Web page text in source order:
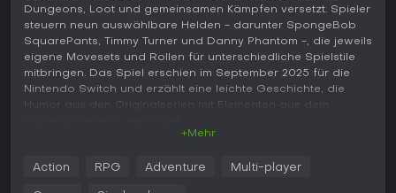
Dungeons, Loot und gemeinsamen Kämpfen versetzt. Spieler
steuern neun auswählbare Helden - darunter SpongeBob
SquarePants, Timmy Turner und Danny Phantom -, die jeweils
eigene Movesets und Rollen für unterschiedliche Spielstile
mitbringen. Das Spiel erschien im September 2025 für die
Nintendo Switch und erzählt eine leichte Geschichte, die
Humor aus den Originalserien mit Elementen aus dem
Im Mittelpunkt steht das Erkunden von Levels, die vom
zentralen Hub The Tangle aus erreicht werden. Dort wählt
+Mehr
Action RPG Adventure Multi-player